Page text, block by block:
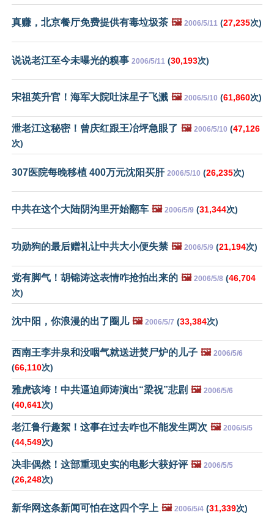
真赚，北京餐厅免费提供有毒垃圾茶 🖼️ 2006/5/11 (27,235次)
说说老江至今未曝光的糗事 2006/5/11 (30,193次)
宋祖英升官！海军大院吐沫星子飞溅 🖼️ 2006/5/10 (61,860次)
泄老江这秘密！曾庆红跟王冶坪急眼了 🖼️ 2006/5/10 (47,126
次)
307医院每晚移植 400万元沈阳买肝 2006/5/10 (26,235次)
中共在这个大陆阴沟里开始翻车 🖼️ 2006/5/9 (31,344次)
功勋狗的最后赠礼让中共大小便失禁 🖼️ 2006/5/9 (21,194次)
党有脚气！胡锦涛这表情咋抢拍出来的 🖼️ 2006/5/8 (46,704
次)
沈中阳，你浪漫的出了圈儿 🖼️ 2006/5/7 (33,384次)
西南王李井泉和没咽气就送进焚尸炉的儿子 🖼️ 2006/5/6
(66,110次)
雅虎该垮！中共逼迫师涛演出“梁祝”悲剧 🖼️ 2006/5/6
(40,641次)
老江鲁行趣絮！这事在过去咋也不能发生两次 🖼️ 2006/5/5
(44,549次)
决非偶然！这部重现史实的电影大获好评 🖼️ 2006/5/5
(26,248次)
新华网这条新闻可怕在这四个字上 🖼️ 2006/5/4 (31,339次)